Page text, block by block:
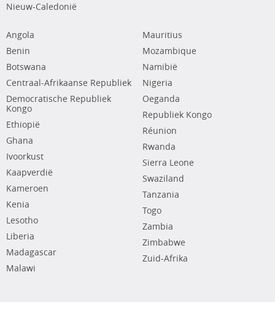
Nieuw-Caledonië
Angola
Benin
Botswana
Centraal-Afrikaanse Republiek
Democratische Republiek
Kongo
Ethiopië
Ghana
Ivoorkust
Kaapverdië
Kameroen
Kenia
Lesotho
Liberia
Madagascar
Malawi
Mauritius
Mozambique
Namibië
Nigeria
Oeganda
Republiek Kongo
Réunion
Rwanda
Sierra Leone
Swaziland
Tanzania
Togo
Zambia
Zimbabwe
Zuid-Afrika